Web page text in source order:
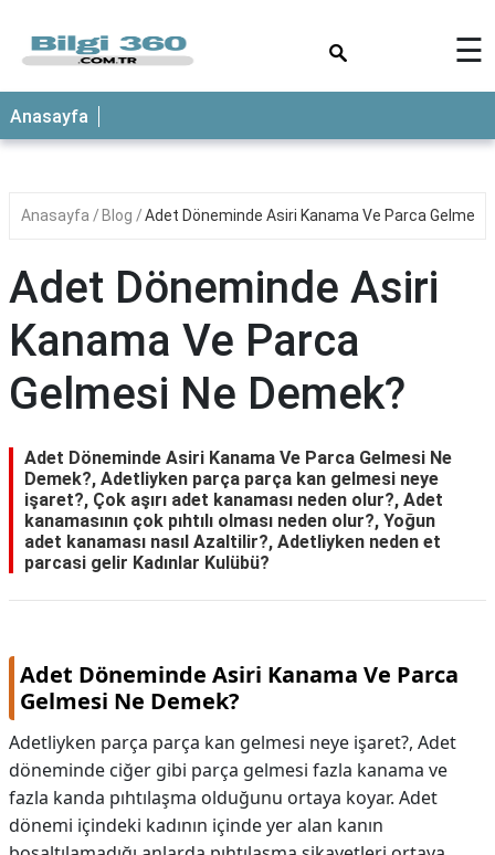
ANASAYFA
☰
Anasayfa
Anasayfa Blog Adet Döneminde Asiri Kanama Ve Parca Gelmesi
Adet Döneminde Asiri
Kanama Ve Parca
Gelmesi Ne Demek?
Adet Döneminde Asiri Kanama Ve Parca Gelmesi Ne
Demek?, Adetliyken parça parça kan gelmesi neye
işaret?, Çok aşırı adet kanaması neden olur?, Adet
kanamasının çok pıhtılı olması neden olur?, Yoğun
adet kanaması nasıl Azaltilir?, Adetliyken neden et
parcasi gelir Kadınlar Kulübü?
Adet Döneminde Asiri Kanama Ve Parca
Gelmesi Ne Demek?
Adetliyken parça parça kan gelmesi neye işaret?, Adet
döneminde ciğer gibi parça gelmesi fazla kanama ve
fazla kanda pıhtılaşma olduğunu ortaya koyar. Adet
dönemi içindeki kadının içinde yer alan kanın